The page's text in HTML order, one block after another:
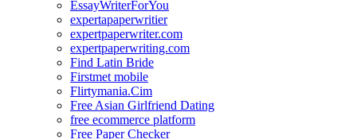
EssayWriterForYou
expertapaperwritier
expertpaperwriter.com
expertpaperwriting.com
Find Latin Bride
Firstmet mobile
Flirtymania.Cim
Free Asian Girlfriend Dating
free ecommerce platform
Free Paper Checker